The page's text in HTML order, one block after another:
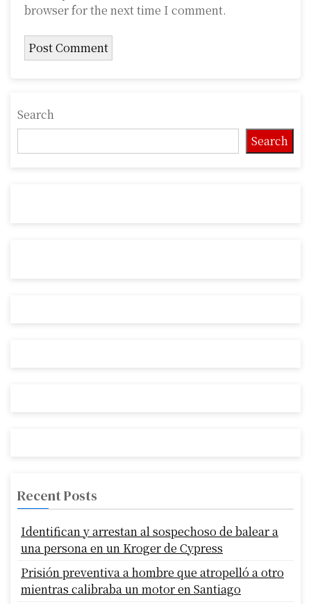
browser for the next time I comment.
Search
Search
Recent Posts
Identifican y arrestan al sospechoso de balear a
una persona en un Kroger de Cypress
Prisión preventiva a hombre que atropelló a otro
mientras calibraba un motor en Santiago